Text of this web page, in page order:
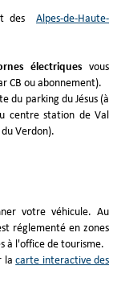
des Alpes-de-Haute-
électriques vous
CB ou abonnement).
du parking du Jésus (à
centre station de Val
Verdon).
votre véhicule. Au
réglementé en zones
à l'office de tourisme.
lacarte interactive des